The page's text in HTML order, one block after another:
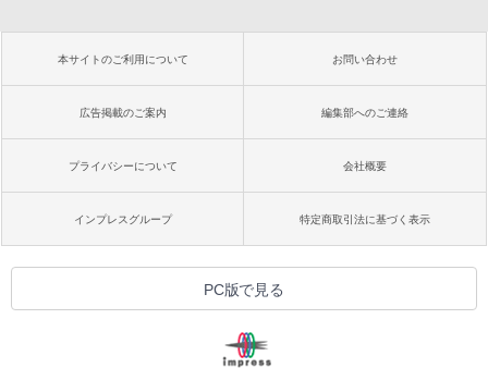
本サイトのご利用について お問い合わせ
広告掲載のご案内 編集部へのご連絡
プライバシーについて 会社概要
インプレスグループ 特定商取引法に基づく表示
PC版で見る